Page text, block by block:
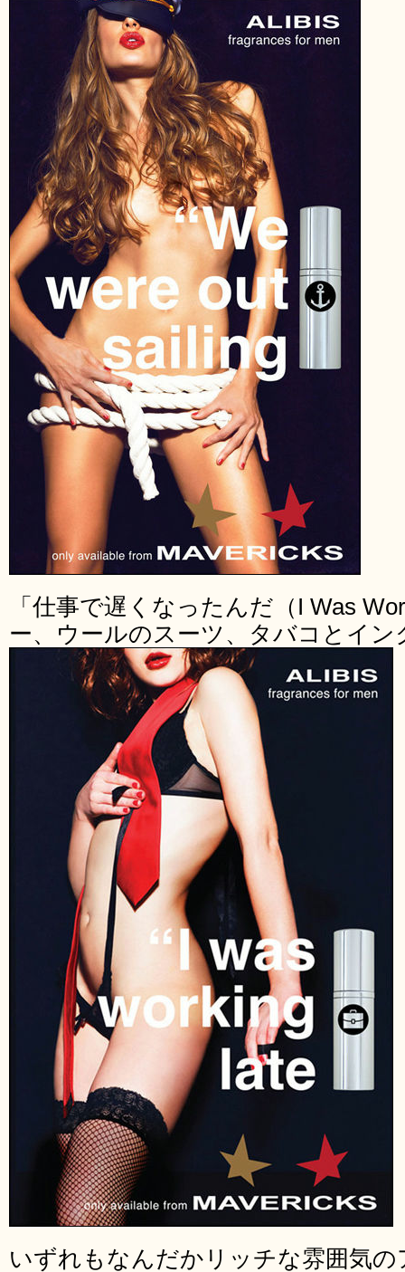
「仕事で遅くなったんだ（I Was
ー、ウールのスーツ、タバコとイン
いずれもなんだかリッチな雰囲気